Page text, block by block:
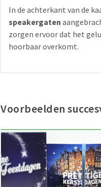
In de achterkant van de
speakergaten
zorgen ervoor dat het
hoorbaar overkomt.
Voorbeelden